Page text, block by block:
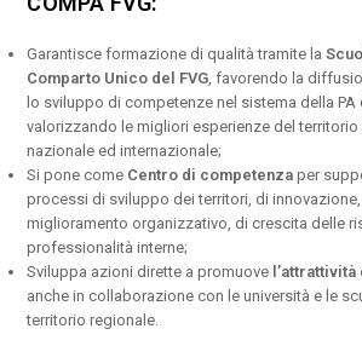
Garantisce formazione di qualità tramite la
Comparto Unico del FVG , favorendo la
lo sviluppo di competenze nel sistema della PA
valorizzando le migliori esperienze del territorio
nazionale ed internazionale;
Si pone come Centro di competenza per
processi di sviluppo dei territori, di
miglioramento organizzativo, di crescita delle
professionalità interne;
Sviluppa azioni dirette a promuove
anche in collaborazione con le università e le
territorio regionale.